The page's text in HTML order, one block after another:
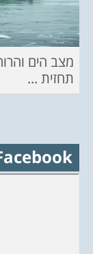
מצב הים
תחזית ...